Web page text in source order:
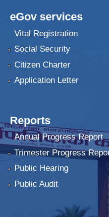
eGov services
Vital Registration
Social Security
Citizen Charter
Application Letter
Reports
Annual Progress Report
Trimester Progress
Public Hearing
Public Audit